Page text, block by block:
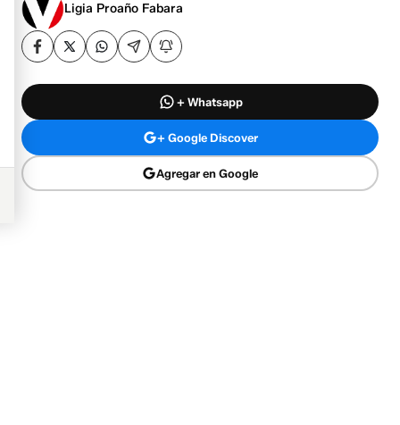
Ligia Proaño Fabara
+ Whatsapp
+ Google Discover
Agregar en Google